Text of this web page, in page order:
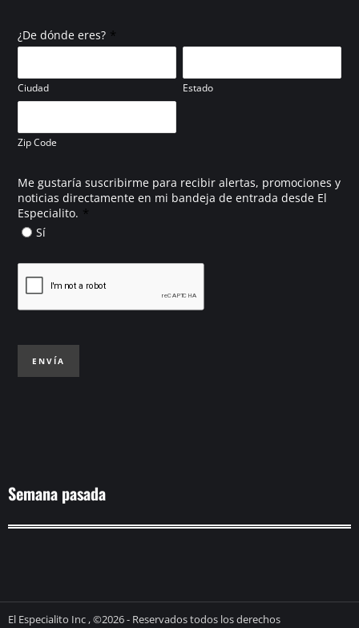
¿De dónde eres? *
Ciudad Estado
Zip Code
Me gustaría suscribirme para recibir alertas, promociones y
noticias directamente en mi bandeja de entrada desde El
Especialito. *
Sí
ENVÍA
Semana pasada
El Especialito Inc , ©2026 - Reservados todos los derechos